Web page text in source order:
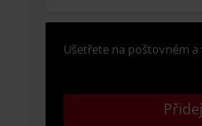
Ušetřete na poštovném a